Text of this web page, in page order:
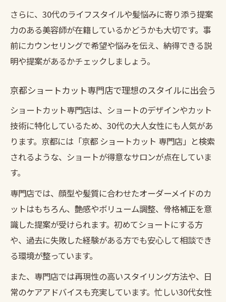
理由
美容室選びで差がつくショートの仕上がり
とは
美シルエットを作る30代向け京都ショートの魅
解説
30代におすすめの京都ショートシルエット
特集
京都ショートカット専門店で美しさを実感
京都の美容室が教える似合わせショート術
は
さらに、30代のライフスタイルや髪悩みに寄り添う提案
力のある美容師が在籍しているかどうかも大切です。事
前にカウンセリングで希望や悩みを伝え、納得できる説
明や提案があるかチェックしましょう。
京都ショートカット専門店で理想のスタイルに出会う
ショートカット専門店は、ショートのデザインやカット
技術に特化しているため、30代の大人女性にも人気があ
ります。京都には「京都 ショートカット 専門店」と検索
されるような、ショートが得意なサロンが点在していま
す。
専門店では、顔型や髪質に合わせたオーダーメイドのカ
ットはもちろん、艶感やボリューム調整、骨格補正を意
識した提案が受けられます。初めてショートにする方
や、過去に失敗した経験がある方でも安心して相談でき
る環境が整っています。
また、専門店では再現性の高いスタイリング方法や、日
常のケアアドバイスも充実しています。忙しい30代女性